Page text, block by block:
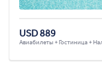
USD 889
Авиабилеты + Гостиница +